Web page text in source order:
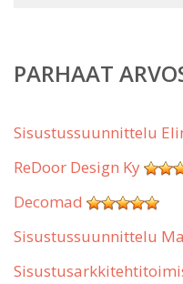
PARHAAT
Sisustussuunnittelu
ReDoor Design Ky
Decomad
Sisustussuunnittelu